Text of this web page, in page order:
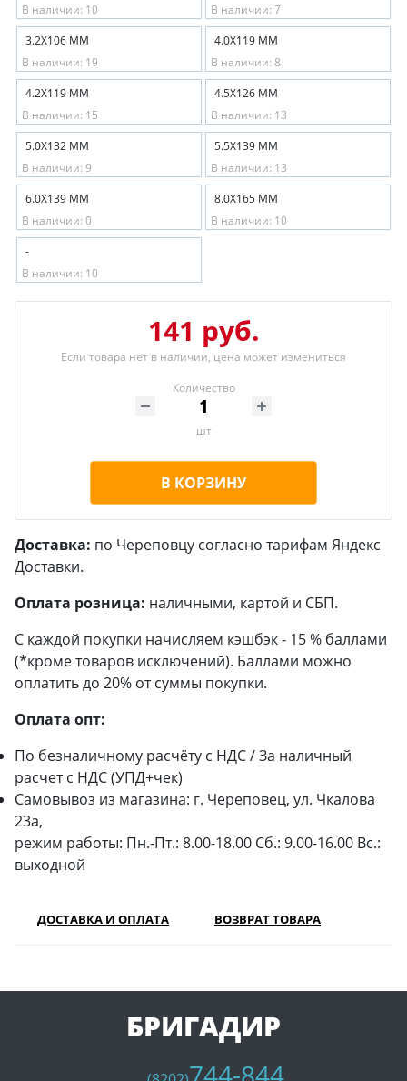
В наличии: 10
В наличии: 7
3.2Х106 ММ
В наличии: 19
4.0Х119 ММ
В наличии: 8
4.2Х119 ММ
В наличии: 15
4.5Х126 ММ
В наличии: 13
5.0Х132 ММ
В наличии: 9
5.5Х139 ММ
В наличии: 13
6.0Х139 ММ
В наличии: 0
8.0Х165 ММ
В наличии: 10
-
В наличии: 10
141 руб.
Если товара нет в наличии, цена может измениться
Количество
шт
В КОРЗИНУ
Доставка: по Череповцу согласно тарифам Яндекс
Доставки.
Оплата розница: наличными, картой и СБП.
С каждой покупки начисляем кэшбэк - 15 % баллами
(*кроме товаров исключений). Баллами можно
оплатить до 20% от суммы покупки.
Оплата опт:
По безналичному расчёту с НДС / За наличный
расчет с НДС (УПД+чек)
Самовывоз из магазина: г. Череповец, ул. Чкалова
23а,
режим работы: Пн.-Пт.: 8.00-18.00 Сб.: 9.00-16.00 Вс.:
выходной
ДОСТАВКА И ОПЛАТА ВОЗВРАТ ТОВАРА
БРИГАДИР